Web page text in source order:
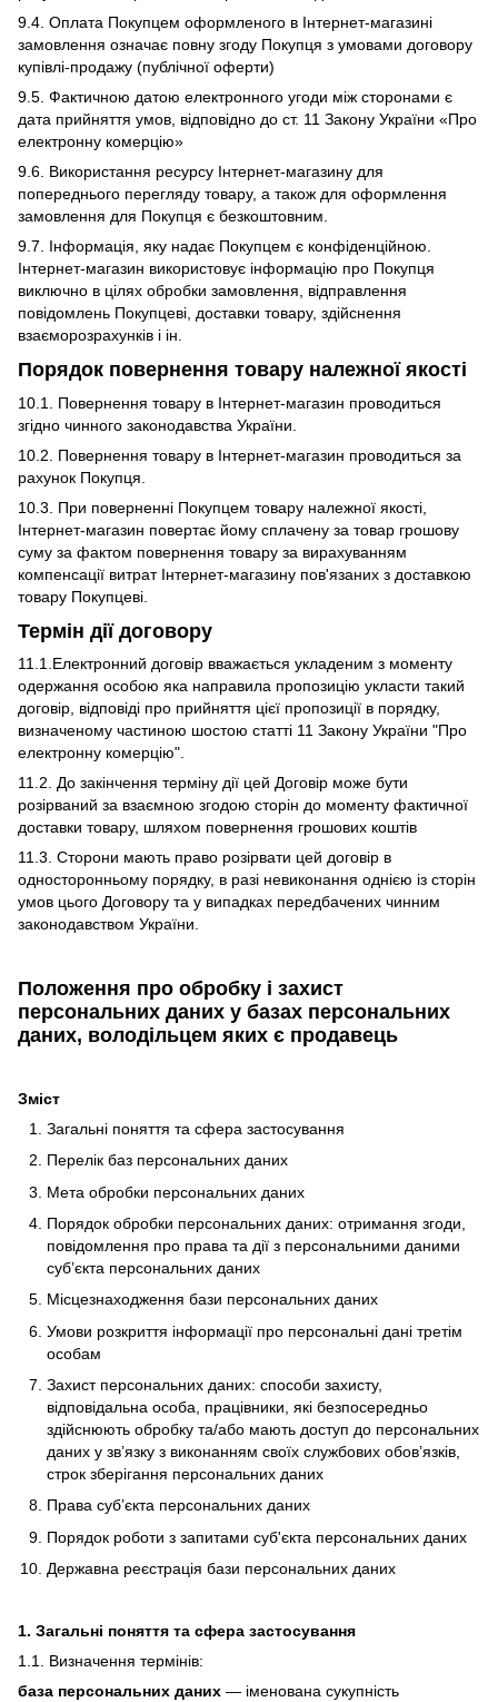
9.4. Оплата Покупцем оформленого в Інтернет-магазині
замовлення означає повну згоду Покупця з умовами договору
купівлі-продажу (публічної оферти)
9.5. Фактичною датою електронного угоди між сторонами є
дата прийняття умов, відповідно до ст. 11 Закону України «Про
електронну комерцію»
9.6. Використання ресурсу Інтернет-магазину для
попереднього перегляду товару, а також для оформлення
замовлення для Покупця є безкоштовним.
9.7. Інформація, яку надає Покупцем є конфіденційною.
Інтернет-магазин використовує інформацію про Покупця
виключно в цілях обробки замовлення, відправлення
повідомлень Покупцеві, доставки товару, здійснення
взаєморозрахунків і ін.
Порядок повернення товару належної якості
10.1. Повернення товару в Інтернет-магазин проводиться
згідно чинного законодавства України.
10.2. Повернення товару в Інтернет-магазин проводиться за
рахунок Покупця.
10.3. При поверненні Покупцем товару належної якості,
Інтернет-магазин повертає йому сплачену за товар грошову
суму за фактом повернення товару за вирахуванням
компенсації витрат Інтернет-магазину пов'язаних з доставкою
товару Покупцеві.
Термін дії договору
11.1.Електронний договір вважається укладеним з моменту
одержання особою яка направила пропозицію укласти такий
договір, відповіді про прийняття цієї пропозиції в порядку,
визначеному частиною шостою статті 11 Закону України "Про
електронну комерцію".
11.2. До закінчення терміну дії цей Договір може бути
розірваний за взаємною згодою сторін до моменту фактичної
доставки товару, шляхом повернення грошових коштів
11.3. Сторони мають право розірвати цей договір в
односторонньому порядку, в разі невиконання однією із сторін
умов цього Договору та у випадках передбачених чинним
законодавством України.
Положення про обробку і захист
персональних даних у базах персональних
даних, володільцем яких є продавець
Зміст
Загальні поняття та сфера застосування
Перелік баз персональних даних
Мета обробки персональних даних
Порядок обробки персональних даних: отримання згоди,
повідомлення про права та дії з персональними даними
суб’єкта персональних даних
Місцезнаходження бази персональних даних
Умови розкриття інформації про персональні дані третім
особам
Захист персональних даних: способи захисту,
відповідальна особа, працівники, які безпосередньо
здійснюють обробку та/або мають доступ до персональних
даних у зв’язку з виконанням своїх службових обов’язків,
строк зберігання персональних даних
Права суб’єкта персональних даних
Порядок роботи з запитами суб'єкта персональних даних
Державна реєстрація бази персональних даних
1. Загальні поняття та сфера застосування
1.1. Визначення термінів:
база персональних даних — іменована сукупність